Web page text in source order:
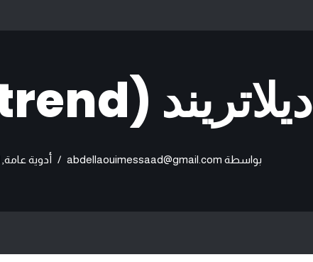
ديلاتريند (Dilatrend)
بواسطة abdellaouimessaad@gmail.com أدوية عامة